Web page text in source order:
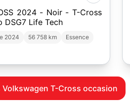
2024 - Noir - T-Cross
DSG7 Life Tech
2024 56 758 km
Essence
T-Cross occasion